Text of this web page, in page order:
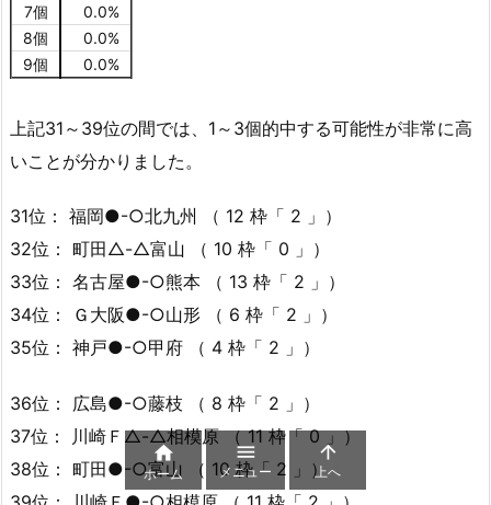
7個
0.0%
8個
0.0%
9個
0.0%
上記31～39位の間では、1～3個的中する可能性が非常に高
いことが分かりました。
31位： 福岡●-○北九州 （ 12 枠「 2 」）
32位： 町田△-△富山 （ 10 枠「 0 」）
33位： 名古屋●-○熊本 （ 13 枠「 2 」）
34位： Ｇ大阪●-○山形 （ 6 枠「 2 」）
35位： 神戸●-○甲府 （ 4 枠「 2 」）
36位： 広島●-○藤枝 （ 8 枠「 2 」）
37位： 川崎Ｆ△-△相模原 （ 11 枠「 0 」）
38位： 町田●-○富山 （ 10 枠「 2 」）

ホーム

メニュー

上へ